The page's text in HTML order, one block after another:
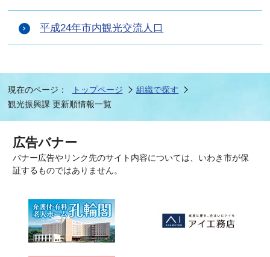
平成24年市内観光交流人口
現在のページ： トップページ
組織で探す
観光振興課 更新順情報一覧
広告バナー
バナー広告やリンク先のサイト内容については、いわき市が保
証するものではありません。